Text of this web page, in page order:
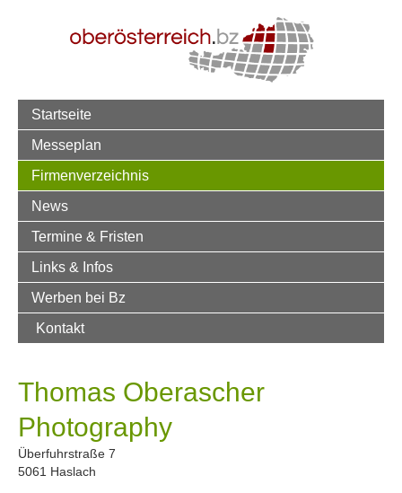
Startseite
Messeplan
Firmenverzeichnis
News
Termine & Fristen
Links & Infos
Werben bei Bz
Kontakt
Thomas Oberascher
Photography
Überfuhrstraße 7
5061 Haslach